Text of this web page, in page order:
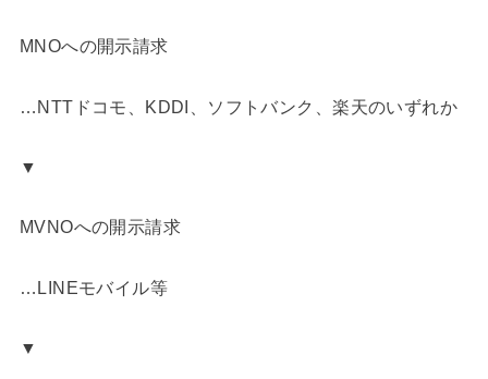
MNOへの開示請求
…NTTドコモ、KDDI、ソフトバンク、楽天のいずれか
▼
MVNOへの開示請求
…LINEモバイル等
▼